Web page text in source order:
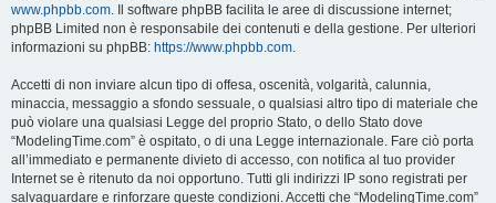
www.phpbb.com. Il software phpBB facilita le aree di discussione internet;
phpBB Limited non è responsabile dei contenuti e della gestione. Per ulteriori
informazioni su phpBB: https://www.phpbb.com.
Accetti di non inviare alcun tipo di offesa, oscenità, volgarità, calunnia,
minaccia, messaggio a sfondo sessuale, o qualsiasi altro tipo di materiale che
può violare una qualsiasi Legge del proprio Stato, o dello Stato dove
“ModelingTime.com” è ospitato, o di una Legge internazionale. Fare ciò porta
all’immediato e permanente divieto di accesso, con notifica al tuo provider
Internet se è ritenuto da noi opportuno. Tutti gli indirizzi IP sono registrati per
salvaguardare e rinforzare queste condizioni. Accetti che “ModelingTime.com”